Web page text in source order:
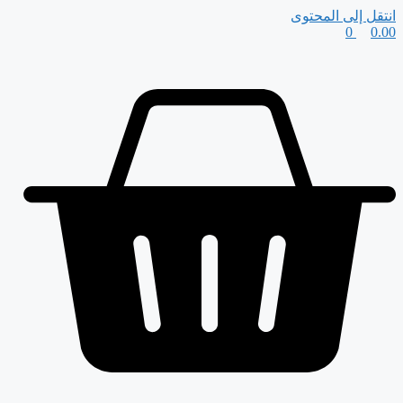
انتقل إلى المحتوى
0.00
0